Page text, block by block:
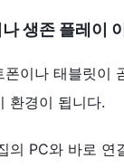
생존 플레이
이나 태블릿이
환경이 됩니다.
의 PC와 바로 연